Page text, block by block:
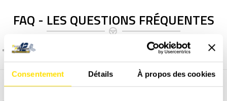
Consentement Détails À propos des cookies
FAQ - LES QUESTIONS FRÉQUENTES
C'est quoi une Ferrari 488 GTB ?